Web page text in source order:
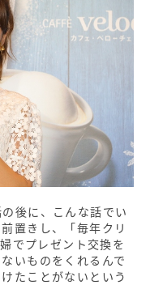
後に、こんな話でい
置きし、「毎年クリ
でプレゼント交換を
いものをくれるんで
たことがないという